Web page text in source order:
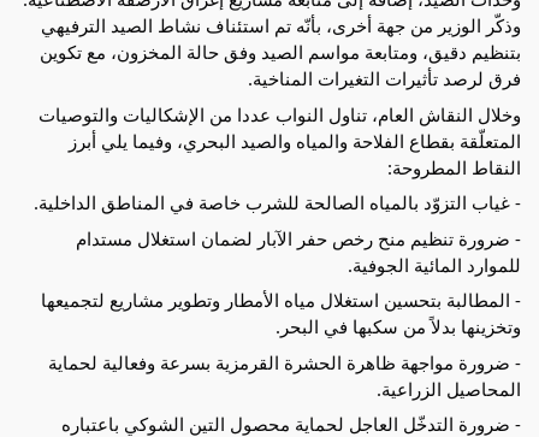
وذكّر الوزير من جهة أخرى، بأنّه تم استئناف نشاط الصيد الترفيهي
بتنظيم دقيق، ومتابعة مواسم الصيد وفق حالة المخزون، مع تكوين
فرق لرصد تأثيرات التغيرات المناخية.
وخلال النقاش العام، تناول النواب عددا من الإشكاليات والتوصيات
المتعلّقة بقطاع الفلاحة والمياه والصيد البحري، وفيما يلي أبرز
النقاط المطروحة:
- غياب التزوّد بالمياه الصالحة للشرب خاصة في المناطق الداخلية.
- ضرورة تنظيم منح رخص حفر الآبار لضمان استغلال مستدام
للموارد المائية الجوفية.
- المطالبة بتحسين استغلال مياه الأمطار وتطوير مشاريع لتجميعها
وتخزينها بدلاً من سكبها في البحر.
- ضرورة مواجهة ظاهرة الحشرة القرمزية بسرعة وفعالية لحماية
المحاصيل الزراعية.
- ضرورة التدخّل العاجل لحماية محصول التين الشوكي باعتباره